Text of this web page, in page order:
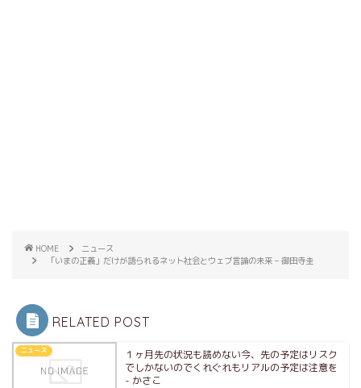
HOME
ニュース
「いまの正義」だけが語られるネット社会とウェブ言論の未来 – 御田寺圭
RELATED POST
ニュース
１ヶ月先の状況も読めない今、先の予定はリスク
でしかないのでくれぐれもリアルの予定は注意を
- かさこ